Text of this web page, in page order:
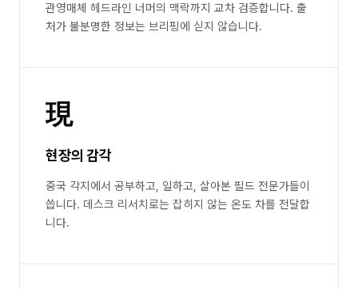
관영매체 헤드라인 너머의 맥락까지 교차 검증합니다. 출
처가 불분명한 정보는 브리핑에 싣지 않습니다.
現
현장의 감각
중국 각지에서 공부하고, 일하고, 살아본 필드 전문가들이
씁니다. 데스크 리서치로는 잡히지 않는 온도 차를 전달합
니다.